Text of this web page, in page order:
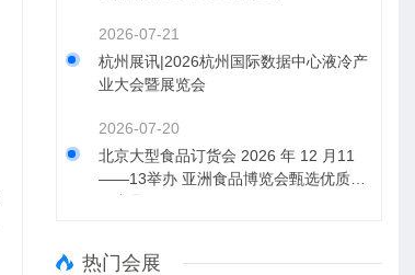
2026-07-21
杭州展讯|2026杭州国际数据中心液冷产
业大会暨展览会
2026-07-20
北京大型食品订货会 2026 年 12 月11
——13举办 亚洲食品博览会甄选优质食
热门会展